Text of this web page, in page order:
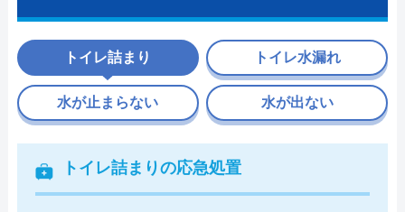
トイレ詰まり
トイレ詰まりの応急処置
トイレ水漏れ
水が止まらない 水が出ない